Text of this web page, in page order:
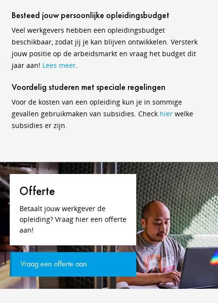
Besteed jouw persoonlijke opleidingsbudget
Veel werkgevers hebben een opleidingsbudget
beschikbaar, zodat jij je kan blijven ontwikkelen. Versterk
jouw positie op de arbeidsmarkt en vraag het budget dit
jaar aan! Lees meer.
Voordelig studeren met speciale regelingen
Voor de kosten van een opleiding kun je in sommige
gevallen gebruikmaken van subsidies. Check hier welke
subsidies er zijn.
Offerte
Betaalt jouw werkgever de
opleiding? Vraag hier een offerte
aan!
Vraag een offerte aan